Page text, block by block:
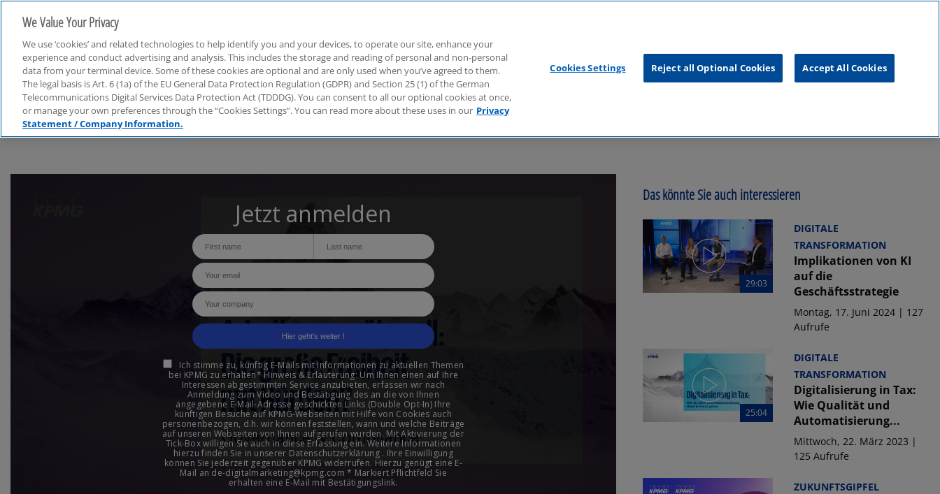
Governance & Compliance
Das könnte Sie auch interessieren
29:03
DIGITALE
TRANSFORMATION
Implikationen von KI
auf die
Geschäftsstrategie
Montag, 17. Juni 2024 | 127
Aufrufe
25:04
DIGITALE
TRANSFORMATION
Digitalisierung in Tax:
Wie Qualität und
Automatisierung...
Mittwoch, 22. März 2023 |
125 Aufrufe
ZUKUNFTSGIPFEL
We Value Your Privacy
We use ‘cookies’ and related technologies to help identify you and your devices, to operate our site, enhance your
experience and conduct advertising and analysis. This includes the storage and reading of personal and non-personal
data from your terminal device. Some of these cookies are optional and are only used when you’ve agreed to them.
The legal basis is Art. 6 (1a) of the EU General Data Protection Regulation (GDPR) and Section 25 (1) of the German
Telecommunications Digital Services Data Protection Act (TDDDG). You can consent to all our optional cookies at once,
or manage your own preferences through the “Cookies Settings”. You can read more about these uses in our Privacy
Statement / Company Information.
Cookies Settings Reject all Optional Cookies Accept All Cookies